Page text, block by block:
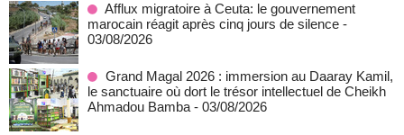
Afflux migratoire à Ceuta: le gouvernement
marocain réagit après cinq jours de silence -
03/08/2026
Grand Magal 2026 : immersion au Daaray Kamil,
le sanctuaire où dort le trésor intellectuel de Cheikh
Ahmadou Bamba - 03/08/2026